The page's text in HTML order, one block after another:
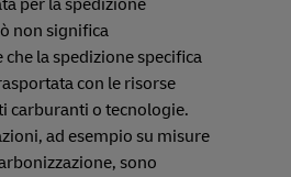
per la spedizione
non significa
che la spedizione specifica
con le risorse
carburanti o tecnologie.
ad esempio su misure
sono